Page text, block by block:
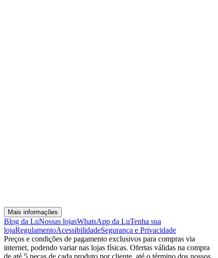
Mais informações
Blog da LuNossas lojasWhatsApp da LuTenha sua
lojaRegulamentoAcessibilidadeSegurança e Privacidade
Preços e condições de pagamento exclusivos para compras via
internet, podendo variar nas lojas físicas. Ofertas válidas na compra
de até 5 peças de cada produto por cliente, até o término dos nossos